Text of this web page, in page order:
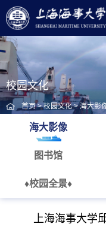
校园文化
首页>校园文化>海大影
海大影像
图书馆
♦校园全景♦
上海海事大学